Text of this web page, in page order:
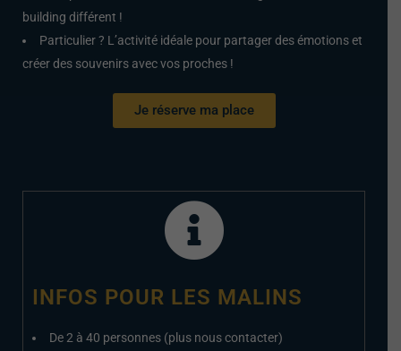
building différent !
Particulier ? L’activité idéale pour partager des émotions et
créer des souvenirs avec vos proches !
Je réserve ma place
INFOS POUR LES MALINS
De 2 à 40 personnes (plus nous contacter)